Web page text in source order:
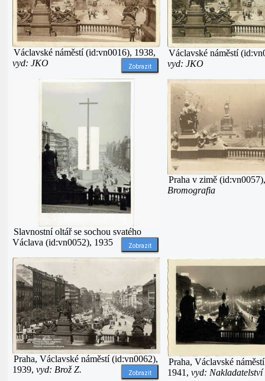
Václavské náměstí (id:vn0016), 1938,
vyd: JKO
Zobrazit
Václavské náměstí
vyd: JKO
Slavnostní oltář se sochou svatého
Václava (id:vn0052), 1935
Zobrazit
Praha v zimě
Bromografia
Praha, Václavské náměstí (id:vn0062),
1939, vyd: Brož Z. Zobrazit
Praha, Václavské
1941, vyd: